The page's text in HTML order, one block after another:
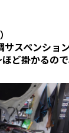
スペンショ
ど掛かるの